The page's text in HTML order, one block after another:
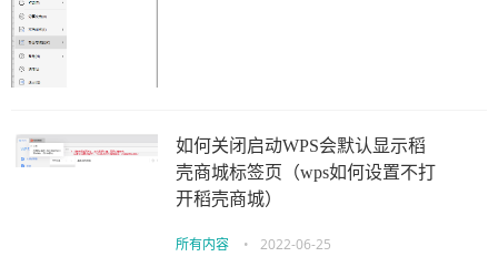
如何关闭启动WPS会默认显示稻
壳商城标签页（wps如何设置不打
开稻壳商城）
所有内容 • 2022-06-25